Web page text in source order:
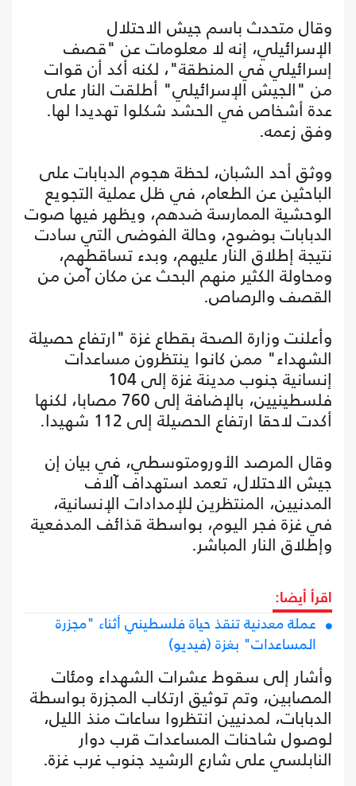
وقال متحدث باسم جيش الاحتلال
الإسرائيلي، إنه لا معلومات عن "قصف
إسرائيلي في المنطقة"، لكنه أكد أن قوات
من "الجيش الإسرائيلي" أطلقت النار على
عدة أشخاص في الحشد شكلوا تهديدا لها.
وفق زعمه.
ووثق أحد الشبان، لحظة هجوم الدبابات على
الباحثين عن الطعام، في ظل عملية التجويع
الوحشية الممارسة ضدهم، ويظهر فيها صوت
الدبابات بوضوح، وحالة الفوضى التي سادت
نتيجة إطلاق النار عليهم، وبدء تساقطهم،
ومحاولة الكثير منهم البحث عن مكان آمن من
القصف والرصاص.
وأعلنت وزارة الصحة بقطاع غزة "ارتفاع حصيلة
الشهداء" ممن كانوا ينتظرون مساعدات
إنسانية جنوب مدينة غزة إلى 104
فلسطينيين، بالإضافة إلى 760 مصابا، لكنها
أكدت لاحقا ارتفاع الحصيلة إلى 112 شهيدا.
وقال المرصد الأورومتوسطي، في بيان إن
جيش الاحتلال، تعمد استهداف آلاف
المدنيين، المنتظرين للإمدادات الإنسانية،
في غزة فجر اليوم، بواسطة قذائف المدفعية
وإطلاق النار المباشر.
اقرأ أيضا:
عملة معدنية تنقذ حياة فلسطيني أثناء "مجزرة
المساعدات" بغزة (فيديو)
وأشار إلى سقوط عشرات الشهداء ومئات
المصابين، وتم توثيق ارتكاب المجزرة بواسطة
الدبابات، لمدنيين انتظروا ساعات منذ الليل،
لوصول شاحنات المساعدات قرب دوار
النابلسي على شارع الرشيد جنوب غرب غزة.